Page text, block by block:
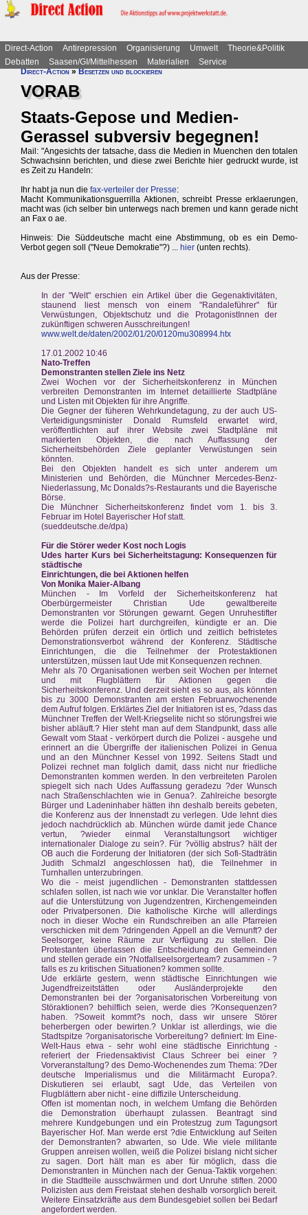
Direct-Action Antirepression Organisierung Umwelt
Theorie&Politik
Debatten
Saasen/GI/Mittelhessen Materialien
Service
Direct-Action»Besetzen und blockieren
VORAB
Staats-Gepose und Medien-
Gerassel subversiv begegnen!
Mail: "Angesichts der tatsache, dass die Medien in Muenchen den totalen
Schwachsinn berichten, und diese zwei Berichte hier gedruckt wurde, ist
es Zeit zu Handeln:
Ihr habt ja nun die fax-verteiler der Presse:
Macht Kommunikationsguerrilla Aktionen, schreibt Presse erklaerungen,
macht was (ich selber bin unterwegs nach bremen und kann gerade nicht
an Fax o ae.
Hinweis: Die Süddeutsche macht eine Abstimmung, ob es ein Demo-
Verbot gegen soll ("Neue Demokratie"?) ... hier (unten rechts).
Aus der Presse:
In der "Welt" erschien ein Artikel über die Gegenaktivitäten,
staunend liest mensch von einem "Randaleführer" für
Verwüstungen, Objektschutz und die ProtagonistInnen der
zukünftigen schweren Ausschreitungen!
www.welt.de/daten/2002/01/20/0120mu308994.htx
17.01.2002 10:46
Nato-Treffen
Demonstranten stellen Ziele ins Netz
Zwei Wochen vor der Sicherheitskonferenz in München
verbreiten Demonstranten im Internet detaillierte Stadtpläne
und Listen mit Objekten für ihre Angriffe.
Die Gegner der füheren Wehrkundetagung, zu der auch US-
Verteidigungsminister Donald Rumsfeld erwartet wird,
veröffentlichten auf ihrer Website zwei Stadtpläne mit
markierten Objekten, die nach Auffassung der
Sicherheitsbehörden Ziele geplanter Verwüstungen sein
könnten.
Bei den Objekten handelt es sich unter anderem um
Ministerien und Behörden, die Münchner Mercedes-Benz-
Niederlassung, Mc Donalds?s-Restaurants und die Bayerische
Börse.
Die Münchner Sicherheitskonferenz findet vom 1. bis 3.
Februar im Hotel Bayerischer Hof statt.
(sueddeutsche.de/dpa)
Für die Störer weder Kost noch Logis
Udes harter Kurs bei Sicherheitstagung: Konsequenzen für
städtische
Einrichtungen, die bei Aktionen helfen
Von Monika Maier-Albang
München - Im Vorfeld der Sicherheitskonferenz hat
Oberbürgermeister Christian Ude gewaltbereite
Demonstranten vor Störungen gewarnt. Gegen Unruhestifter
werde die Polizei hart durchgreifen, kündigte er an. Die
Behörden prüfen derzeit ein örtlich und zeitlich befristetes
Demonstrationsverbot während der Konferenz. Städtische
Einrichtungen, die die Teilnehmer der Protestaktionen
unterstützen, müssen laut Ude mit Konsequenzen rechnen.
Mehr als 70 Organisationen werben seit Wochen per Internet
und mit Flugblättern für Aktionen gegen die
Sicherheitskonferenz. Und derzeit sieht es so aus, als könnten
bis zu 3000 Demonstranten am ersten Februarwochenende
dem Aufruf folgen. Erklärtes Ziel der Initiatoren ist es, ?dass das
Münchner Treffen der Welt-Kriegselite nicht so störungsfrei wie
bisher abläuft.? Hier steht man auf dem Standpunkt, dass alle
Gewalt vom Staat - verkörpert durch die Polizei - ausgehe und
erinnert an die Übergriffe der italienischen Polizei in Genua
und an den Münchner Kessel von 1992. Seitens Stadt und
Polizei rechnet man folglich damit, dass nicht nur friedliche
Demonstranten kommen werden. In den verbreiteten Parolen
spiegelt sich nach Udes Auffassung geradezu ?der Wunsch
nach Straßenschlachten wie in Genua?. Zahlreiche besorgte
Bürger und Ladeninhaber hätten ihn deshalb bereits gebeten,
die Konferenz aus der Innenstadt zu verlegen. Ude lehnt dies
jedoch nachdrücklich ab. München würde damit jede Chance
vertun, ?wieder einmal Veranstaltungsort wichtiger
internationaler Dialoge zu sein?. Für ?völlig abstrus? hält der
OB auch die Forderung der Initiatoren (der sich Sofi-Stadträtin
Judith Schmalzl angeschlossen hat), die Teilnehmer in
Turnhallen unterzubringen.
Wo die - meist jugendlichen - Demonstranten stattdessen
schlafen sollen, ist nach wie vor unklar. Die Veranstalter hoffen
auf die Unterstützung von Jugendzentren, Kirchengemeinden
oder Privatpersonen. Die katholische Kirche will allerdings
noch in dieser Woche ein Rundschreiben an alle Pfarreien
verschicken mit dem ?dringenden Appell an die Vernunft? der
Seelsorger, keine Räume zur Verfügung zu stellen. Die
Protestanten überlassen die Entscheidung den Gemeinden
und stellen gerade ein ?Notfallseelsorgerteam? zusammen - ?
falls es zu kritischen Situationen? kommen sollte.
Ude erklärte gestern, wenn städtische Einrichtungen wie
Jugendfreizeitstätten oder Ausländerprojekte den
Demonstranten bei der ?organisatorischen Vorbereitung von
Störaktionen? behilflich seien, werde dies ?Konsequenzen?
haben. ?Soweit kommt?s noch, dass wir unsere Störer
beherbergen oder bewirten.? Unklar ist allerdings, wie die
Stadtspitze ?organisatorische Vorbereitung? definiert: Im Eine-
Welt-Haus etwa - sehr wohl eine städtische Einrichtung -
referiert der Friedensaktivist Claus Schreer bei einer ?
Vorveranstaltung? des Demo-Wochenendes zum Thema: ?Der
deutsche Imperialismus und die Militärmacht Europa?.
Diskutieren sei erlaubt, sagt Ude, das Verteilen von
Flugblättern aber nicht - eine diffizile Unterscheidung.
Offen ist momentan noch, in welchem Umfang die Behörden
die Demonstration überhaupt zulassen. Beantragt sind
mehrere Kundgebungen und ein Protestzug zum Tagungsort
Bayerischer Hof. Man werde erst ?die Entwicklung auf Seiten
der Demonstranten? abwarten, so Ude. Wie viele militante
Gruppen anreisen wollen, weiß die Polizei bislang nicht sicher
zu sagen. Dort hält man es aber für möglich, dass die
Demonstranten in München nach der Genua-Taktik vorgehen:
in die Stadtteile ausschwärmen und dort Unruhe stiften. 2000
Polizisten aus dem Freistaat stehen deshalb vorsorglich bereit.
Weitere Einsatzkräfte aus dem Bundesgebiet sollen bei Bedarf
angefordert werden.